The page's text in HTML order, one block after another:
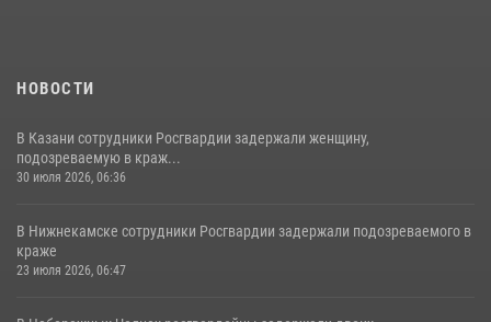
НОВОСТИ
В Казани сотрудники Росгвардии задержали женщину,
подозреваемую в краж...
30 июля 2026, 06:36
В Нижнекамске сотрудники Росгвардии задержали подозреваемого в
краже
23 июля 2026, 06:47